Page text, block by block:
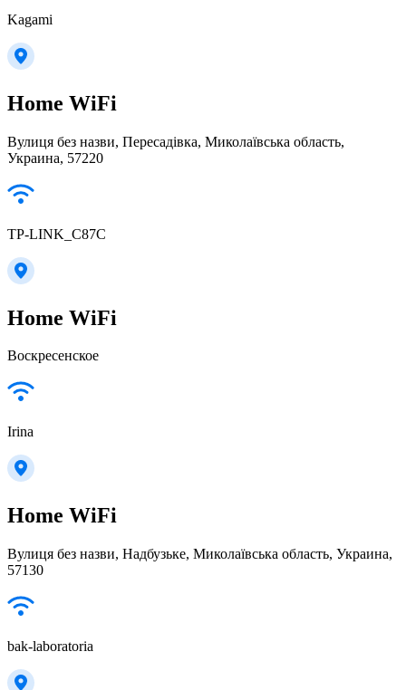
Kagami
Home WiFi
Вулиця без назви, Пересадівка, Миколаївська область,
Украина, 57220
TP-LINK_C87C
Home WiFi
Воскресенское
Irina
Home WiFi
Вулиця без назви, Надбузьке, Миколаївська область, Украина,
57130
bak-laboratoria